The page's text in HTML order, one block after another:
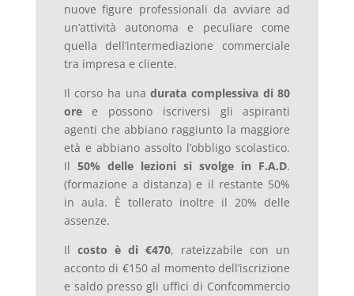
nuove figure professionali da avviare ad
un’attività autonoma e peculiare come
quella dell’intermediazione commerciale
tra impresa e cliente.
Il corso ha unadurata complessiva di 80
oree possono iscriversi gli aspiranti
agenti che abbiano raggiunto la maggiore
età e abbiano assolto l’obbligo scolastico.
Il 50% delle lezioni si svolge in F.A.D.
(formazione a distanza) e il restante 50%
in aula. È tollerato inoltre il 20% delle
assenze.
Il costo è di €470, rateizzabile con un
acconto di €150 al momento dell’iscrizione
e saldo presso gli uffici di Confcommercio